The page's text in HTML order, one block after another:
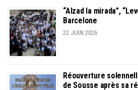
“Alzad la mirada”,
Barcelone
22 JUIN 2026
Réouverture
de Sousse après sa